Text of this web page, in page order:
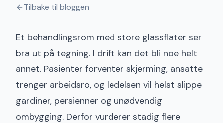
Tilbake til bloggen
Et behandlingsrom med store glassflater ser
bra ut på tegning. I drift kan det bli noe helt
annet. Pasienter forventer skjerming, ansatte
trenger arbeidsro, og ledelsen vil helst slippe
gardiner, persienner og unødvendig
ombygging. Derfor vurderer stadig flere